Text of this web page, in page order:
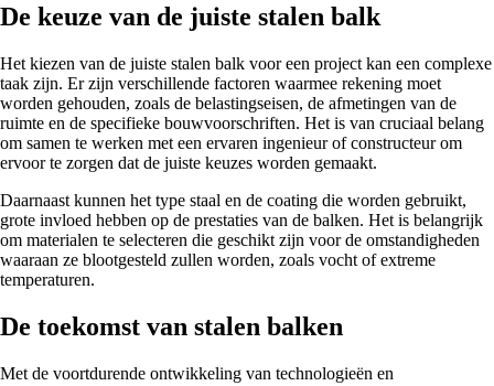
De keuze van de juiste stalen balk
Het kiezen van de juiste stalen balk voor een project kan een complexe
taak zijn. Er zijn verschillende factoren waarmee rekening moet
worden gehouden, zoals de belastingseisen, de afmetingen van de
ruimte en de specifieke bouwvoorschriften. Het is van cruciaal belang
om samen te werken met een ervaren ingenieur of constructeur om
ervoor te zorgen dat de juiste keuzes worden gemaakt.
Daarnaast kunnen het type staal en de coating die worden gebruikt,
grote invloed hebben op de prestaties van de balken. Het is belangrijk
om materialen te selecteren die geschikt zijn voor de omstandigheden
waaraan ze blootgesteld zullen worden, zoals vocht of extreme
temperaturen.
De toekomst van stalen balken
Met de voortdurende ontwikkeling van technologieën en